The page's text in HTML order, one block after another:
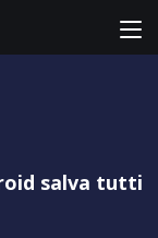
salva tutti